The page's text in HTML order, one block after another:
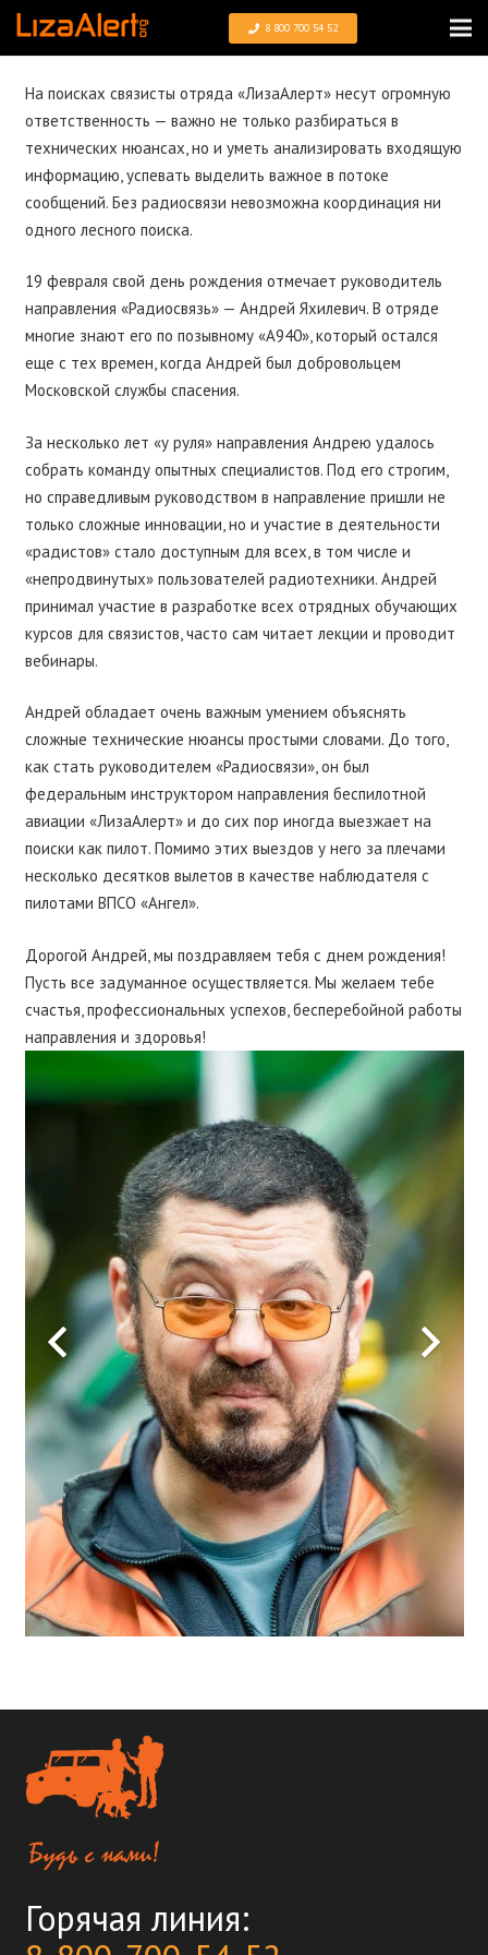
8 800 700 54 52
На поисках связисты отряда «ЛизаАлерт» несут огромную
ответственность — важно не только разбираться в
технических нюансах, но и уметь анализировать входящую
информацию, успевать выделить важное в потоке
сообщений. Без радиосвязи невозможна координация ни
одного лесного поиска.
19 февраля свой день рождения отмечает руководитель
направления «Радиосвязь» — Андрей Яхилевич. В отряде
многие знают его по позывному «А940», который остался
еще с тех времен, когда Андрей был добровольцем
Московской службы спасения.
За несколько лет «у руля» направления Андрею удалось
собрать команду опытных специалистов. Под его строгим,
но справедливым руководством в направление пришли не
только сложные инновации, но и участие в деятельности
«радистов» стало доступным для всех, в том числе и
«непродвинутых» пользователей радиотехники. Андрей
принимал участие в разработке всех отрядных обучающих
курсов для связистов, часто сам читает лекции и проводит
вебинары.
Андрей обладает очень важным умением объяснять
сложные технические нюансы простыми словами. До того,
как стать руководителем «Радиосвязи», он был
федеральным инструктором направления беспилотной
авиации «ЛизаАлерт» и до сих пор иногда выезжает на
поиски как пилот. Помимо этих выездов у него за плечами
несколько десятков вылетов в качестве наблюдателя с
пилотами ВПСО «Ангел».
Дорогой Андрей, мы поздравляем тебя с днем рождения!
Пусть все задуманное осуществляется. Мы желаем тебе
счастья, профессиональных успехов, бесперебойной работы
направления и здоровья!
Горячая линия: